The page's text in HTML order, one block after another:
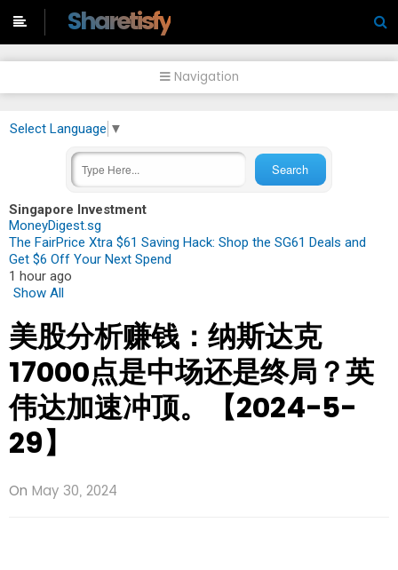
Sharetisfy
Navigation
Select Language ▼
Singapore Investment
MoneyDigest.sg
The FairPrice Xtra $61 Saving Hack: Shop the SG61 Deals and
Get $6 Off Your Next Spend
1 hour ago
Show All
美股分析赚钱：纳斯达克
17000点是中场还是终局？英
伟达加速冲顶。【2024-5-
29】
On May 30, 2024